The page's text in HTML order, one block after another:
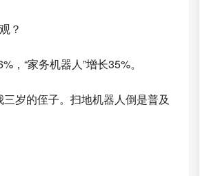
？
，“家务机器人”增长35%。
岁的侄子。扫地机器人倒是普及